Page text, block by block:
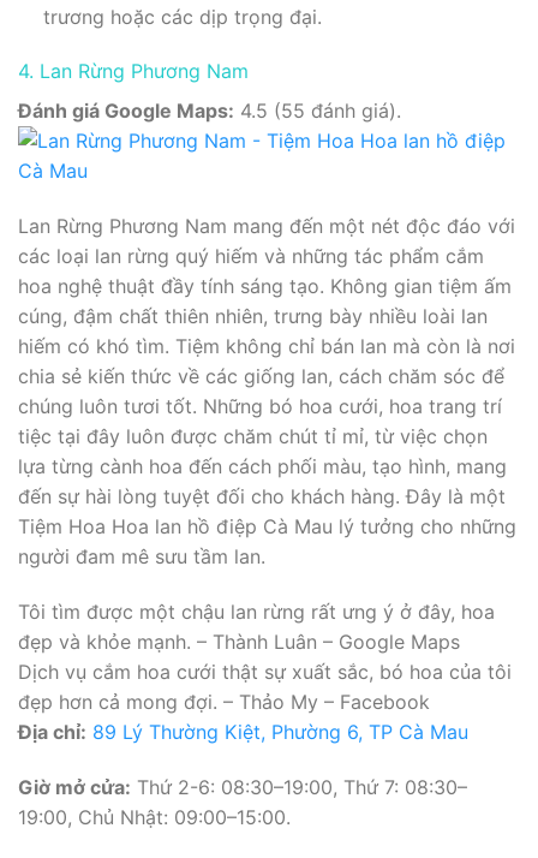
trương hoặc các dịp trọng đại.
4. Lan Rừng Phương Nam
Đánh giá Google Maps: 4.5 (55 đánh giá).
Lan Rừng Phương Nam mang đến một nét độc đáo với
các loại lan rừng quý hiếm và những tác phẩm cắm
hoa nghệ thuật đầy tính sáng tạo. Không gian tiệm ấm
cúng, đậm chất thiên nhiên, trưng bày nhiều loài lan
hiếm có khó tìm. Tiệm không chỉ bán lan mà còn là nơi
chia sẻ kiến thức về các giống lan, cách chăm sóc để
chúng luôn tươi tốt. Những bó hoa cưới, hoa trang trí
tiệc tại đây luôn được chăm chút tỉ mỉ, từ việc chọn
lựa từng cành hoa đến cách phối màu, tạo hình, mang
đến sự hài lòng tuyệt đối cho khách hàng. Đây là một
Tiệm Hoa Hoa lan hồ điệp Cà Mau lý tưởng cho những
người đam mê sưu tầm lan.
Tôi tìm được một chậu lan rừng rất ưng ý ở đây, hoa
đẹp và khỏe mạnh. – Thành Luân – Google Maps
Dịch vụ cắm hoa cưới thật sự xuất sắc, bó hoa của tôi
đẹp hơn cả mong đợi. – Thảo My – Facebook
Địa chỉ: 89 Lý Thường Kiệt, Phường 6, TP Cà Mau
Giờ mở cửa: Thứ 2-6: 08:30–19:00, Thứ 7: 08:30–
19:00, Chủ Nhật: 09:00–15:00.